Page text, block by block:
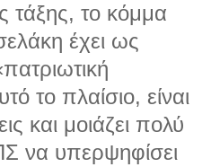
τάξης, το κόμμα
έχει ως
το πλαίσιο, είναι
και μοιάζει πολύ
να υπερψηφίσει